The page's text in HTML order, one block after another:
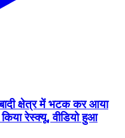
क्षेत्र में भटक कर आया
रेस्क्यू, वीडियो हुआ